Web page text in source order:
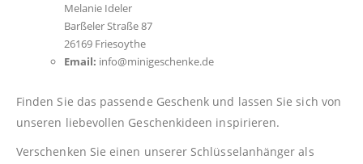
Melanie Ideler
Barßeler Straße 87
26169 Friesoythe
Email: info@minigeschenke.de
Finden Sie das passende Geschenk und lassen Sie sich von
unseren liebevollen Geschenkideen inspirieren.
Verschenken Sie einen unserer Schlüsselanhänger als